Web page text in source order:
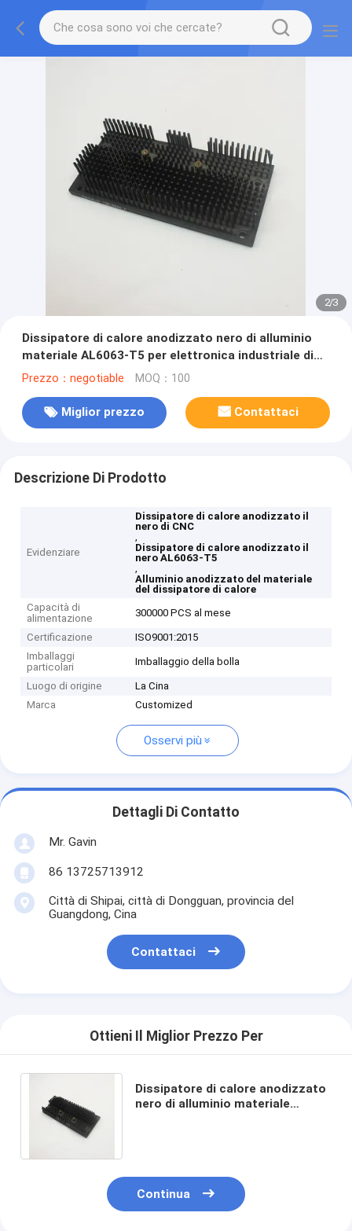
2/3
Dissipatore di calore anodizzato nero di alluminio
materiale AL6063-T5 per elettronica industriale di
CNC
Prezzo：negotiable MOQ：100
Miglior prezzo Contattaci
Descrizione Di Prodotto
Evidenziare
Dissipatore di calore anodizzato il
nero di CNC
,
Dissipatore di calore anodizzato il
nero AL6063-T5
,
Alluminio anodizzato del materiale
del dissipatore di calore
Capacità di
alimentazione
300000 PCS al mese
Certificazione
ISO9001:2015
Imballaggi
particolari
Imballaggio della bolla
Luogo di origine
La Cina
Marca
Customized
Osservi più
Dettagli Di Contatto
Mr. Gavin
86 13725713912
Città di Shipai, città di Dongguan, provincia del
Guangdong, Cina
Contattaci
Ottieni Il Miglior Prezzo Per
Dissipatore di calore anodizzato
nero di alluminio materiale
Continua